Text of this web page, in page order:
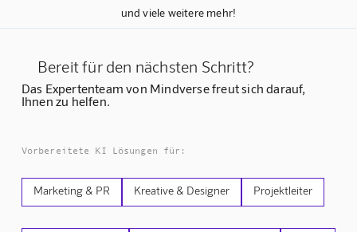
und viele weitere mehr!
Bereit für den nächsten Schritt?
Das Expertenteam von Mindverse freut sich darauf,
Ihnen zu helfen.
Vorbereitete KI Lösungen für:
Marketing & PR Kreative & Designer Projektleiter